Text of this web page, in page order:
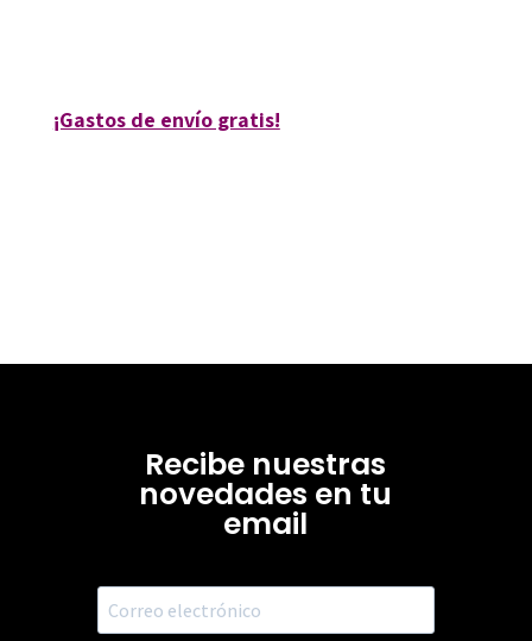
¡Gastos de envío gratis!
Recibe nuestras
novedades en tu
email